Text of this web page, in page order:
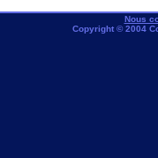
Nous
Copyright © 2004